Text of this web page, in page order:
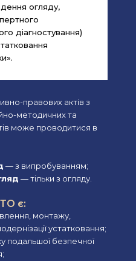
огляду,
діагностування)
правових актів з
методичних та
може проводитися в
— з випробуванням;
— тільки з огляду.
є:
монтажу,
устатковання;
подальшої безпечної